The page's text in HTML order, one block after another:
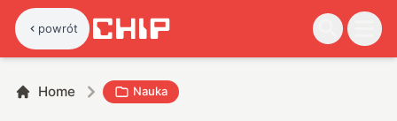
powrót
Home Nauka